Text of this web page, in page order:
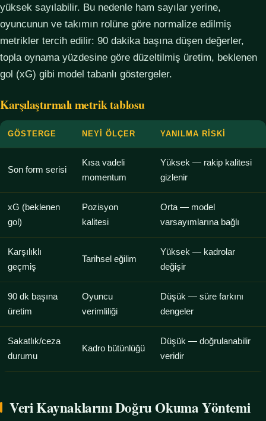
yüksek sayılabilir. Bu nedenle ham sayılar yerine,
oyuncunun ve takımın rolüne göre normalize edilmiş
metrikler tercih edilir: 90 dakika başına düşen değerler,
topla oynama yüzdesine göre düzeltilmiş üretim, beklenen
gol (xG) gibi model tabanlı göstergeler.
Karşılaştırmalı metrik tablosu
GÖSTERGE NEYI ÖLÇER YANILMA RISKI
Son form serisi
Kısa vadeli
momentum
Yüksek — rakip kalitesi
gizlenir
xG (beklenen
gol)
Pozisyon
kalitesi
Orta — model
varsayımlarına bağlı
Karşılıklı
geçmiş
Tarihsel eğilim
Yüksek — kadrolar
değişir
90 dk başına
üretim
Oyuncu
verimliliği
Düşük — süre farkını
dengeler
Sakatlık/ceza
durumu
Kadro bütünlüğü
Düşük — doğrulanabilir
veridir
Veri Kaynaklarını Doğru Okuma Yöntemi